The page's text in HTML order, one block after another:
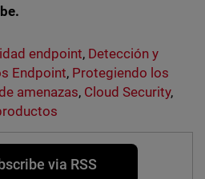
endpoint, Detección y
Endpoint, Protegiendo los
amenazas, Cloud Security,
via RSS